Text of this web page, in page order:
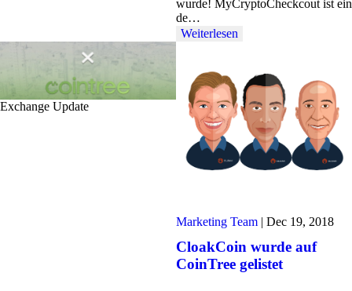
wurde! MyCryptoCheckcout ist ein
de…
Weiterlesen
Exchange Update
Marketing Team | Dec 19, 2018
CloakCoin wurde auf
CoinTree gelistet